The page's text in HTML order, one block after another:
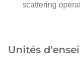
scattering
Unités